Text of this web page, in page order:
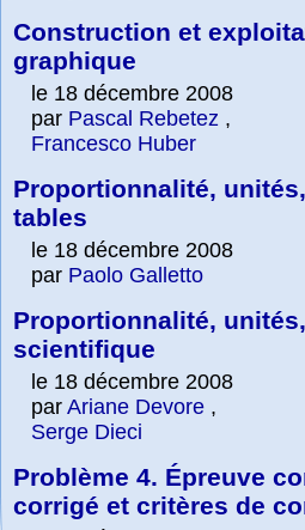
Construction et
graphique
le 18 décembre 2008
par Pascal Rebetez ,
Francesco Huber
Proportionnalité,
tables
le 18 décembre 2008
par Paolo Galletto
Proportionnalité,
scientifique
le 18 décembre 2008
par Ariane Devore ,
Serge Dieci
Problème 4. Épreuve
corrigé et critères de